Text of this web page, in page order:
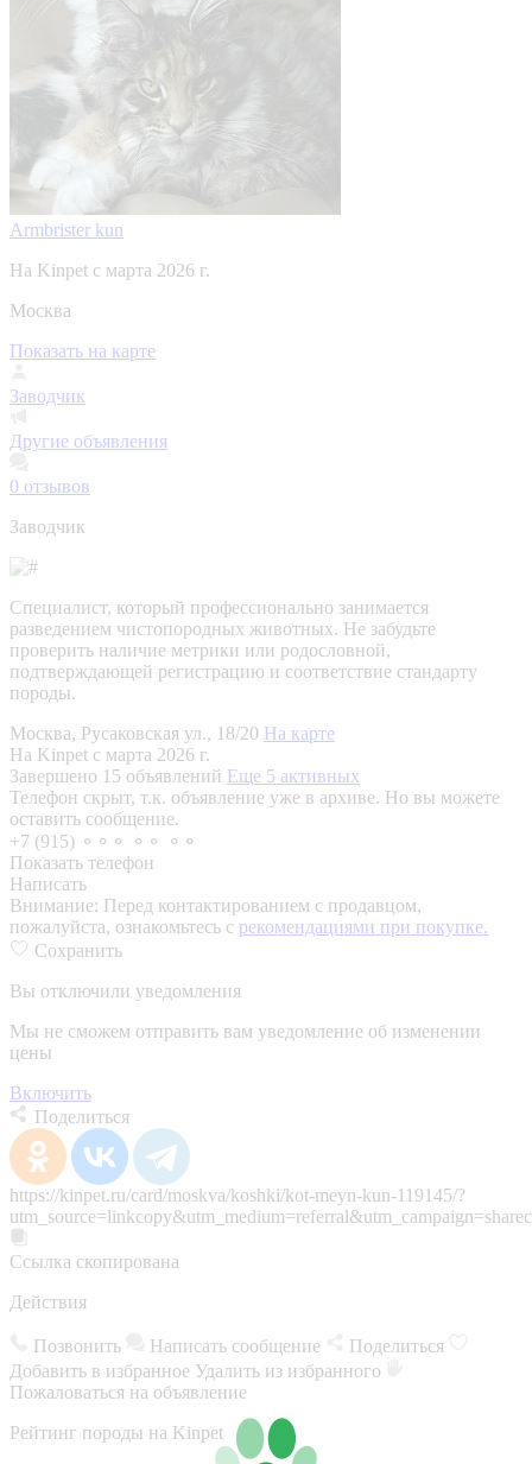
Armbrister kun
На Kinpet c марта 2026 г.
Москва
Показать на карте
Заводчик
Другие объявления
0 отзывов
Заводчик
Специалист, который профессионально занимается
разведением чистопородных животных. Не забудьте
проверить наличие метрики или родословной,
подтверждающей регистрацию и соответствие стандарту
породы.
Москва, Русаковская ул., 18/20 На карте
На Kinpet c марта 2026 г.
Завершено 15 объявлений Еще 5 активных
Телефон скрыт, т.к. объявление уже в архиве. Но вы можете
оставить сообщение.
+7 (915) ⚬⚬⚬ ⚬⚬ ⚬⚬
Показать телефон
Написать
Внимание: Перед контактированием с продавцом,
пожалуйста, ознакомьтесь с рекомендациями при покупке.
Сохранить
Вы отключили уведомления
Мы не сможем отправить вам уведомление об изменении
цены
Включить
Поделиться
https://kinpet.ru/card/moskva/koshki/kot-meyn-kun-119145/?
Ссылка скопирована
Действия
Позвонить Написать сообщение
Поделиться
Добавить в избранное Удалить из избранного
Пожаловаться на объявление
Рейтинг породы на Kinpet